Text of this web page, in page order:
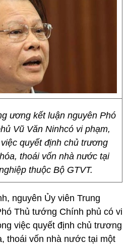
ương kết luận nguyên Phó
Vũ Văn Ninhcó vi phạm,
quyết định chủ trương
thoái vốn nhà nước tại
thuộc Bộ GTVT.
nguyên Ủy viên Trung
Thủ tướng Chính phủ có vi
việc quyết định chủ trương
thoái vốn nhà nước tại một